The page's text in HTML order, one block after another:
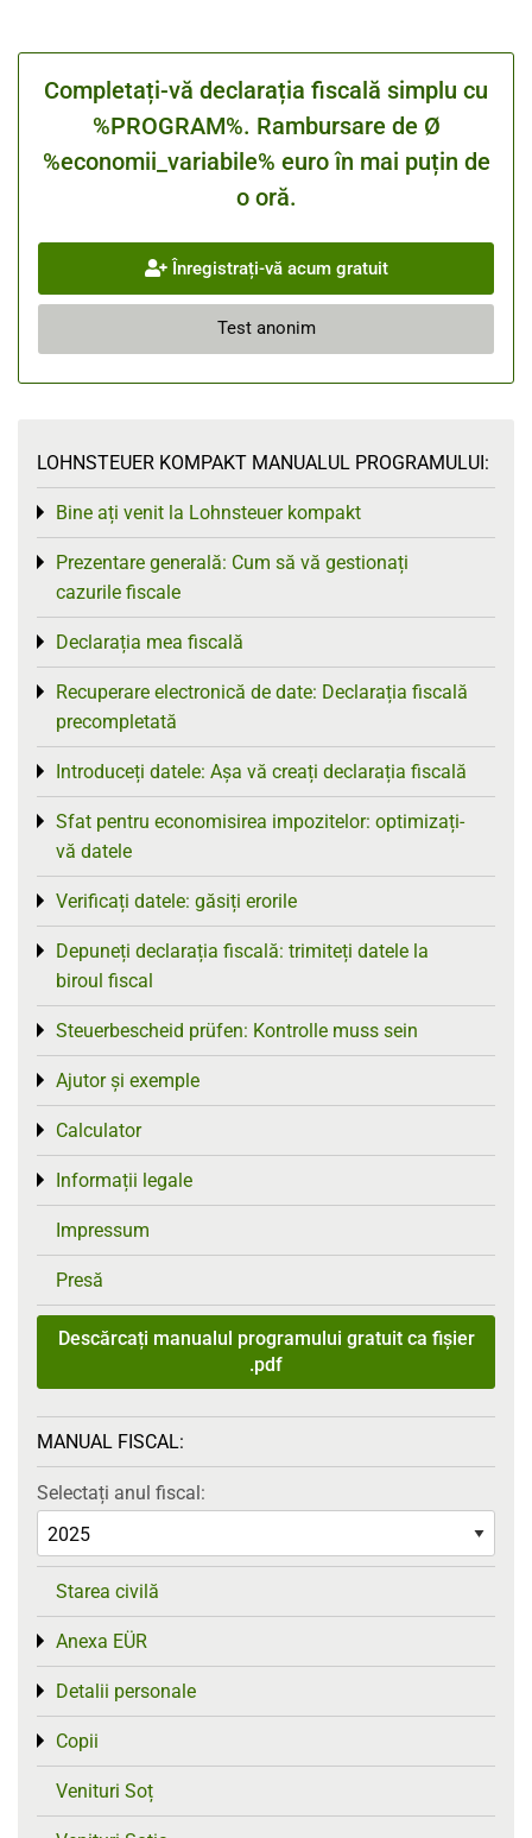
Completați-vă declarația fiscală simplu cu
%PROGRAM%. Rambursare de Ø
%economii_variabile% euro în mai puțin de
o oră.
Înregistrați-vă acum gratuit
Test anonim
LOHNSTEUER KOMPAKT MANUALUL PROGRAMULUI:
Bine ați venit la Lohnsteuer kompakt
Toggle menu
Prezentare generală: Cum să vă gestionați
cazurile fiscale
Toggle menu
Declarația mea fiscală
Toggle menu
Recuperare electronică de date: Declarația fiscală
precompletată
Toggle menu
Introduceți datele: Așa vă creați declarația fiscală
Toggle menu
Sfat pentru economisirea impozitelor: optimizați-
vă datele
Toggle menu
Verificați datele: găsiți erorile
Toggle menu
Depuneți declarația fiscală: trimiteți datele la
biroul fiscal
Toggle menu
Steuerbescheid prüfen: Kontrolle muss sein
Toggle menu
Ajutor și exemple
Toggle menu
Calculator
Toggle menu
Informații legale
Toggle menu
Impressum
Presă
Descărcați manualul programului gratuit ca fișier
.pdf
MANUAL FISCAL:
Selectați anul fiscal:
Starea civilă
Anexa EÜR
Toggle menu
Detalii personale
Toggle menu
Copii
Toggle menu
Venituri Soț